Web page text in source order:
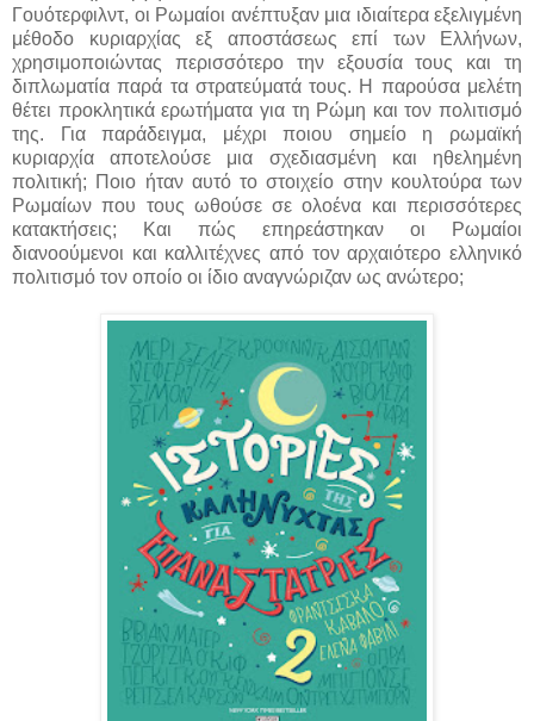
Γουότερφιλντ, οι Ρωμαίοι ανέπτυξαν μια ιδιαίτερα εξελιγμένη
μέθοδο κυριαρχίας εξ αποστάσεως επί των Ελλήνων,
χρησιμοποιώντας περισσότερο την εξουσία τους και τη
διπλωματία παρά τα στρατεύματά τους. Η παρούσα μελέτη
θέτει προκλητικά ερωτήματα για τη Ρώμη και τον πολιτισμό
της. Για παράδειγμα, μέχρι ποιου σημείο η ρωμαϊκή
κυριαρχία αποτελούσε μια σχεδιασμένη και ηθελημένη
πολιτική; Ποιο ήταν αυτό το στοιχείο στην κουλτούρα των
Ρωμαίων που τους ωθούσε σε ολοένα και περισσότερες
κατακτήσεις; Και πώς επηρεάστηκαν οι Ρωμαίοι
διανοούμενοι και καλλιτέχνες από τον αρχαιότερο ελληνικό
πολιτισμό τον οποίο οι ίδιο αναγνώριζαν ως ανώτερο;